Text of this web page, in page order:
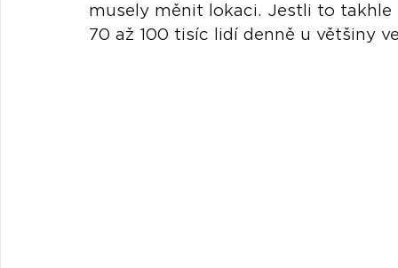
musely měnit lokaci. Jestli to
70 až 100 tisíc lidí denně u většiny